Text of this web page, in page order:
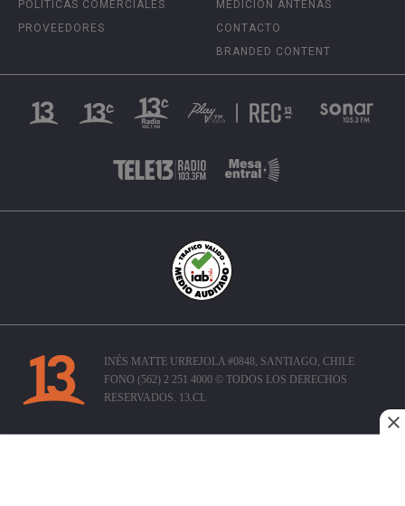
POLÍTICAS COMERCIALES
PROVEEDORES
MEDICIÓN ANTENAS
CONTACTO
BRANDED CONTENT
INÉS MATTE URREJOLA #0848, SANTIAGO, CHILE
FONO (562) 2 251 4000 © TODOS LOS DERECHOS
RESERVADOS. 13.CL